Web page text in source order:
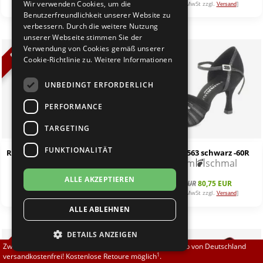
Brautschuhe
Sneaker
Untergrößen 33-35
Übergrößen 43-44
Flexerinas
Merlet
Nueva Epoca
Portdance
RayRose
Rummos
Rumpf
TopTanz
[inkl. 19% MwSt zzgl.Versand [inkl. 19% MwSt zzgl. Versand]
%
80,75 EUR
[inkl. 19% MwSt zzgl. ]
%
Rummos R563 schwarz -60R
6,0 cm schmal
95,00 EUR 80,75 EUR
[inkl. 19% MwSt zzgl. Versand]
%
Zwischen 70,00 EUR und 800,00 EUR liefern wir innerhalb von Deutschland
versandkostenfrei! Kostenlose Retoure möglich1.
Wir verwenden Cookies, um die
Benutzerfreundlichkeit unserer Website zu
verbessern. Durch die weitere Nutzung
unserer Webseite stimmen Sie der
Verwendung von Cookies gemäß unserer
Cookie-Richtlinie zu. Weitere Informationen
UNBEDINGT ERFORDERLICH
PERFORMANCE
TARGETING
FUNKTIONALITÄT
ALLE AKZEPTIEREN
ALLE ABLEHNEN
DETAILS ANZEIGEN